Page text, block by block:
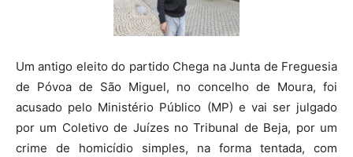
Um antigo eleito do partido Chega na Junta de Freguesia
de Póvoa de São Miguel, no concelho de Moura, foi
acusado pelo Ministério Público (MP) e vai ser julgado
por um Coletivo de Juízes no Tribunal de Beja, por um
crime de homicídio simples, na forma tentada, com